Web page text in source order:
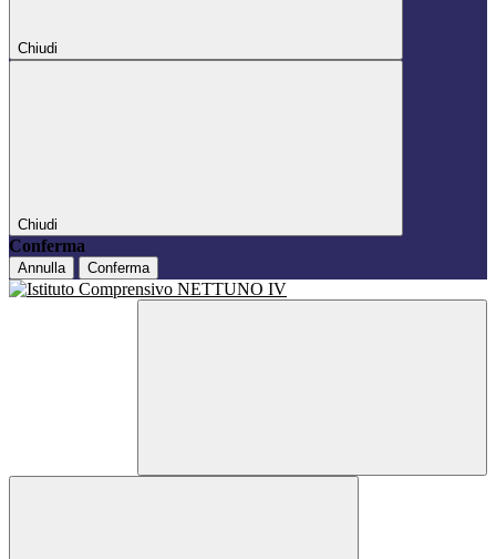
Chiudi
Chiudi
Conferma
Annulla Conferma